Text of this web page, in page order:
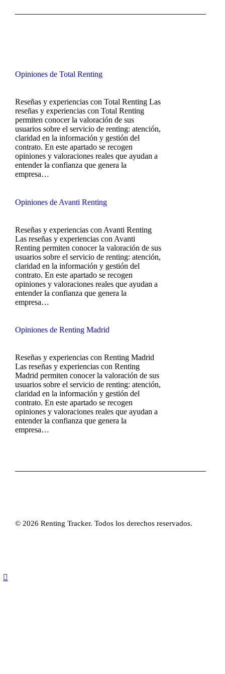
Opiniones de Total Renting
Reseñas y experiencias con Total Renting Las
reseñas y experiencias con Total Renting
permiten conocer la valoración de sus
usuarios sobre el servicio de renting: atención,
claridad en la información y gestión del
contrato. En este apartado se recogen
opiniones y valoraciones reales que ayudan a
entender la confianza que genera la
empresa…
Opiniones de Avanti Renting
Reseñas y experiencias con Avanti Renting
Las reseñas y experiencias con Avanti
Renting permiten conocer la valoración de sus
usuarios sobre el servicio de renting: atención,
claridad en la información y gestión del
contrato. En este apartado se recogen
opiniones y valoraciones reales que ayudan a
entender la confianza que genera la
empresa…
Opiniones de Renting Madrid
Reseñas y experiencias con Renting Madrid
Las reseñas y experiencias con Renting
Madrid permiten conocer la valoración de sus
usuarios sobre el servicio de renting: atención,
claridad en la información y gestión del
contrato. En este apartado se recogen
opiniones y valoraciones reales que ayudan a
entender la confianza que genera la
empresa…
© 2026 Renting Tracker. Todos los derechos reservados.